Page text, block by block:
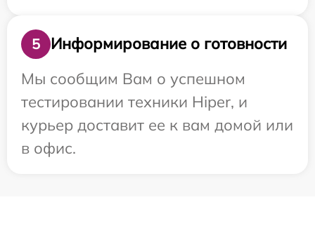
5
Информирование о готовности
Мы сообщим Вам о успешном
тестировании техники Hiper, и
курьер доставит ее к вам домой или
в офис.